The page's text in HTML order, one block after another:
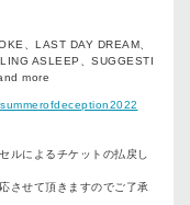
、LAST DAY DREAM、
ASLEEP、SUGGESTI
more
ルによるチケットの払戻し
させて頂きますのでご了承